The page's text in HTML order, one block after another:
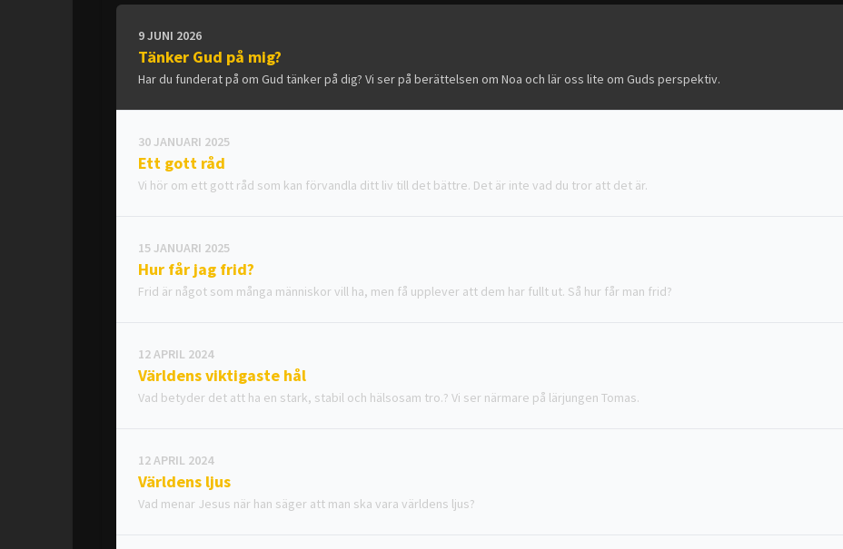
9 JUNI 2026
Tänker Gud på mig?
Har du funderat på om Gud tänker på dig? Vi ser på berättelsen om Noa och lär oss lite om Guds perspektiv.
30 JANUARI 2025
Ett gott råd
Vi hör om ett gott råd som kan förvandla ditt liv till det bättre. Det är inte vad du tror att det är.
15 JANUARI 2025
Hur får jag frid?
Frid är något som många människor vill ha, men få upplever att dem har fullt ut. Så hur får man frid?
12 APRIL 2024
Världens viktigaste hål
Vad betyder det att ha en stark, stabil och hälsosam tro.? Vi ser närmare på lärjungen Tomas.
12 APRIL 2024
Världens ljus
Vad menar Jesus när han säger att man ska vara världens ljus?